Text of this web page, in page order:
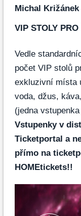
Michal
VIP STOLY
Vedle
počet VIP stolů
exkluzivní místa
voda, džus,
(jedna
Vstupenky v
Ticketportal a
přímo na
HOMEtickets!!